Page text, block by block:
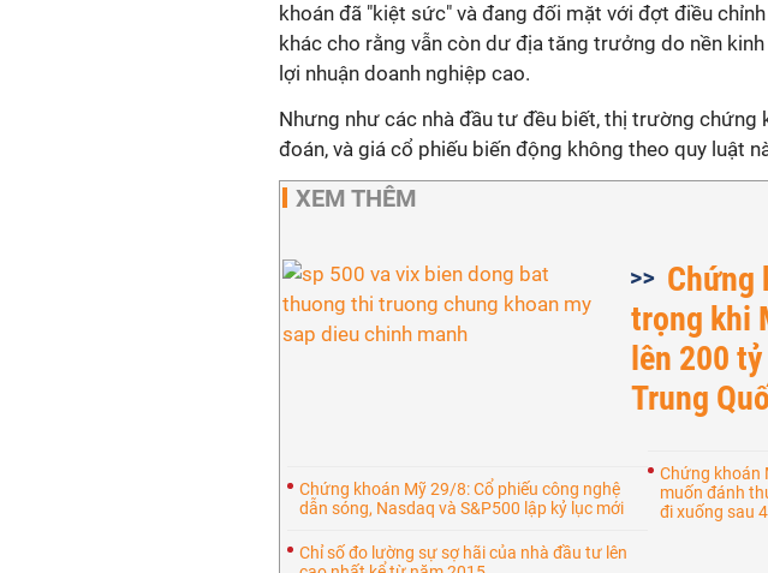
khoán đã "kiệt sức" và đang đối mặt với đợt điều
khác cho rằng vẫn còn dư địa tăng trưởng do nền
lợi nhuận doanh nghiệp cao.
Nhưng như các nhà đầu tư đều biết, thị trường chứng
đoán, và giá cổ phiếu biến động không theo quy luật
XEM THÊM
Chứng
trọng khi
lên 200
Trung
Chứng khoán
muốn đánh
đi xuống sau
Chứng khoán Mỹ 29/8: Cổ phiếu công nghệ
dẫn sóng, Nasdaq và S&P500 lập kỷ lục mới
Chỉ số đo lường sự sợ hãi của nhà đầu tư lên